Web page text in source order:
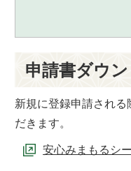
申請書ダウ
新規に登録申請され
だきます。
安心みまもるシ